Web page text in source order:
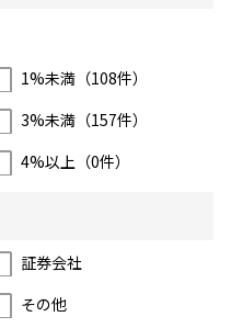
1%未満（108件）
3%未満（157件）
4%以上（0件）
証券会社
その他